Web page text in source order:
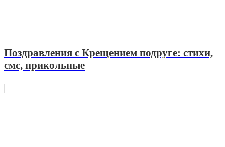
Поздравления с Крещением подруге: стихи,
смс, прикольные